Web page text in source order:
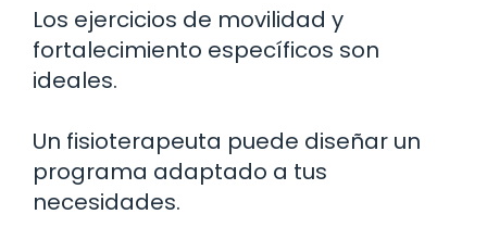
Los ejercicios de movilidad y
fortalecimiento específicos son
ideales.
Un fisioterapeuta puede diseñar un
programa adaptado a tus
necesidades.